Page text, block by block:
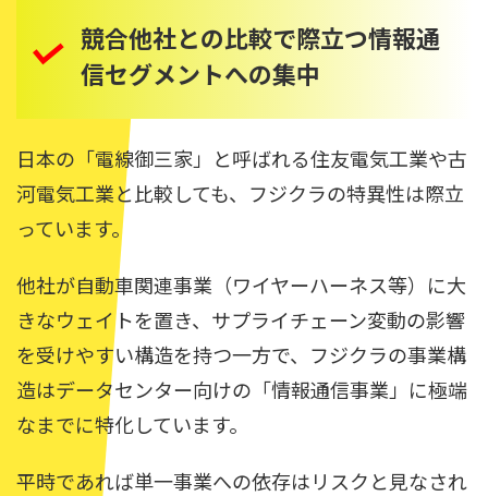
競合他社との比較で際立つ情報通
信セグメントへの集中
日本の「電線御三家」と呼ばれる住友電気工業や古
河電気工業と比較しても、フジクラの特異性は際立
っています。
他社が自動車関連事業（ワイヤーハーネス等）に大
きなウェイトを置き、サプライチェーン変動の影響
を受けやすい構造を持つ一方で、フジクラの事業構
造はデータセンター向けの「情報通信事業」に極端
なまでに特化しています。
平時であれば単一事業への依存はリスクと見なされ